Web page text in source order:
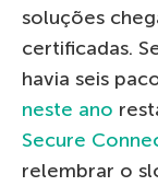
soluções
certificadas.
havia seis
neste ano
Secure
relembrar o